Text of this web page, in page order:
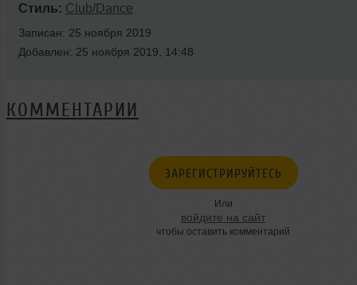
Стиль: Club/Dance
Записан: 25 ноября 2019
Добавлен: 25 ноября 2019, 14:48
КОММЕНТАРИИ
ЗАРЕГИСТРИРУЙТЕСЬ
Или
войдите на сайт
чтобы оставить комментарий